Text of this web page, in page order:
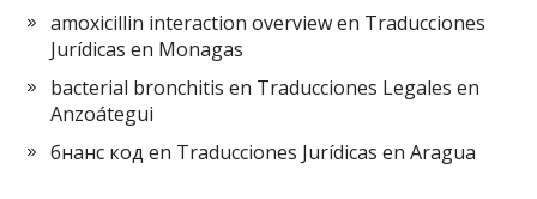
amoxicillin interaction overviewen Traducciones
Jurídicas en Monagas
bacterial bronchitis en Traducciones Legales en
Anzoátegui
бнанс код en Traducciones Jurídicas en Aragua